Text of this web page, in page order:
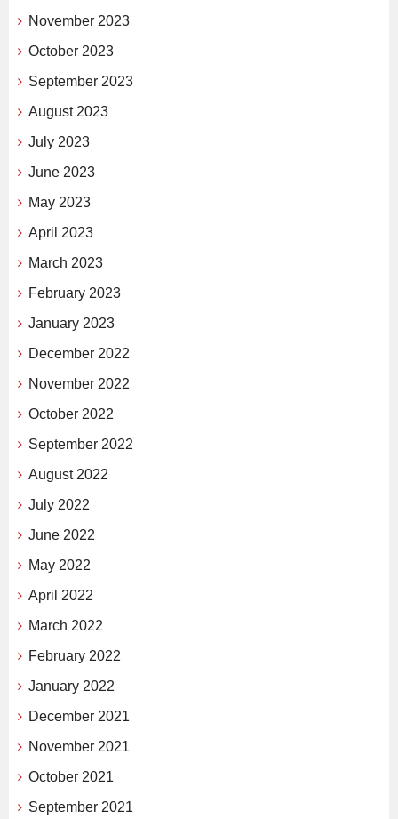
November 2023
October 2023
September 2023
August 2023
July 2023
June 2023
May 2023
April 2023
March 2023
February 2023
January 2023
December 2022
November 2022
October 2022
September 2022
August 2022
July 2022
June 2022
May 2022
April 2022
March 2022
February 2022
January 2022
December 2021
November 2021
October 2021
September 2021